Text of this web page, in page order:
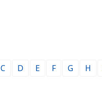
C D E F G H